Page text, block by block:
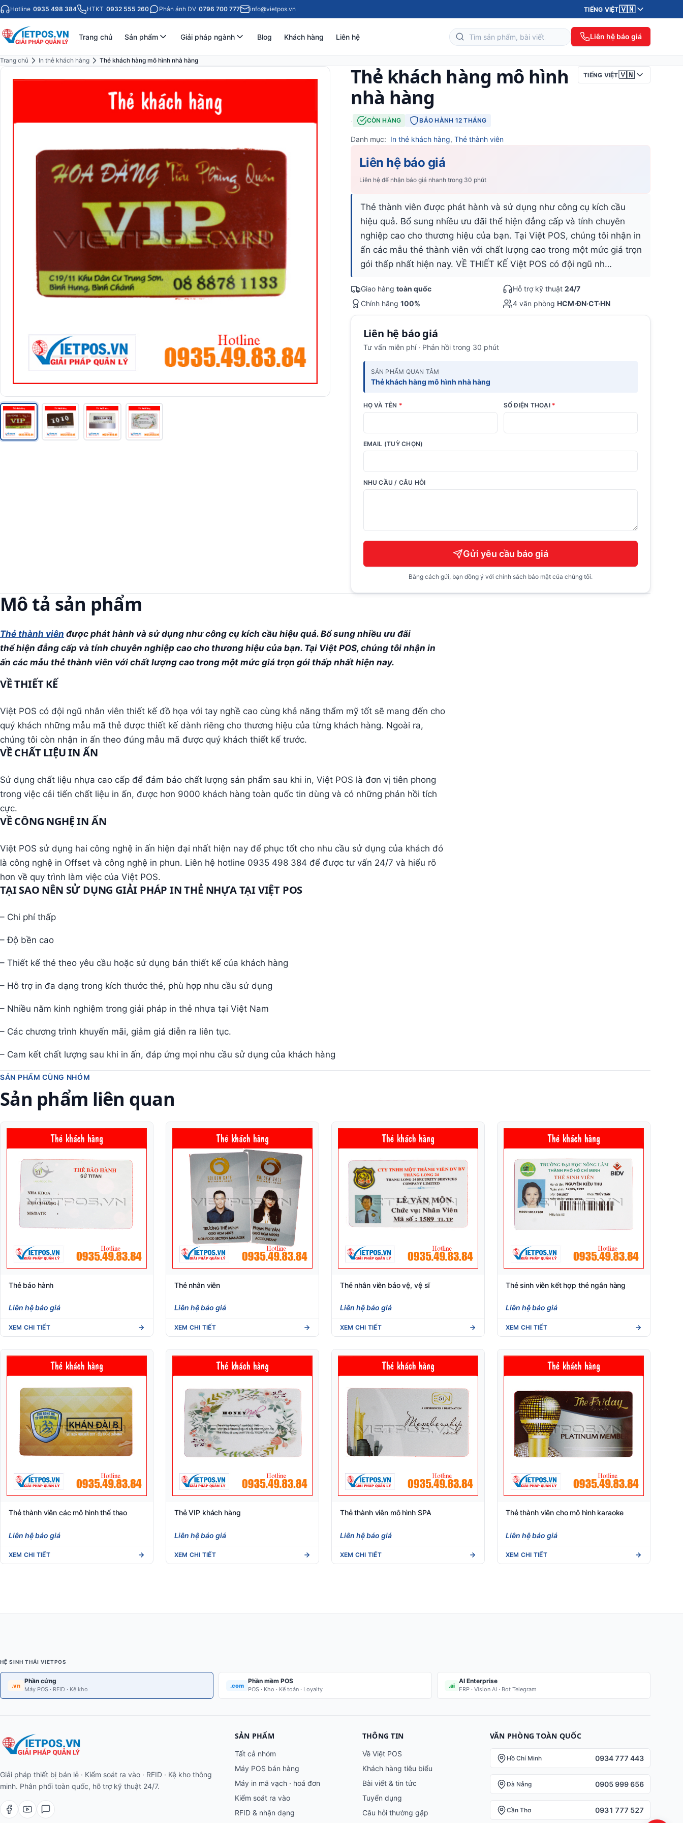
Hotline 0935 498 384 HTKT 0932 555 260 Phản ánh DV 0796 700 777 info@vietpos.vn TIẾNG VIỆT🇻🇳
Trang chủ Sản phẩm Giải pháp ngành Blog Khách hàng Liên hệ Liên hệ báo giá
Trang chủ In thẻ khách hàng
Thẻ khách hàng mô hình nhà hàng
TIẾNG VIỆT🇻🇳
Thẻ khách hàng mô hình
nhà hàng
· CÒN HÀNG BẢO HÀNH 12 THÁNG
Danh mục: In thẻ khách hàng, Thẻ thành viên
Liên hệ báo giá
Liên hệ để nhận báo giá nhanh trong 30 phút
Thẻ thành viên được phát hành và sử dụng như công cụ kích cầu
hiệu quả. Bổ sung nhiều ưu đãi thể hiện đẳng cấp và tính chuyên
nghiệp cao cho thương hiệu của bạn. Tại Việt POS, chúng tôi nhận in
ấn các mẫu thẻ thành viên với chất lượng cao trong một mức giá trọn
gói thấp nhất hiện nay. VỀ THIẾT KẾ Việt POS có đội ngũ nh…
Giao hàng toàn quốc Hỗ trợ kỹ thuật 24/7
Chính hãng 100% 4 văn phòng HCM·ĐN·CT·HN
Liên hệ báo giá
Tư vấn miễn phí · Phản hồi trong 30 phút
SẢN PHẨM QUAN TÂM
Thẻ khách hàng mô hình nhà hàng
HỌ VÀ TÊN * SỐ ĐIỆN THOẠI *
EMAIL (TUỲ CHỌN)
NHU CẦU / CÂU HỎI
Gửi yêu cầu báo giá
Bằng cách gửi, bạn đồng ý với chính sách bảo mật của chúng tôi.
Mô tả sản phẩm
Thẻ thành viên được phát hành và sử dụng như công cụ kích cầu hiệu quả. Bổ sung nhiều ưu đãi
thể hiện đẳng cấp và tính chuyên nghiệp cao cho thương hiệu của bạn. Tại Việt POS, chúng tôi nhận in
ấn các mẫu thẻ thành viên với chất lượng cao trong một mức giá trọn gói thấp nhất hiện nay.
VỀ THIẾT KẾ
Việt POS có đội ngũ nhân viên thiết kế đồ họa với tay nghề cao cùng khả năng thẩm mỹ tốt sẽ mang đến cho
quý khách những mẫu mã thẻ được thiết kế dành riêng cho thương hiệu của từng khách hàng. Ngoài ra,
chúng tôi còn nhận in ấn theo đúng mẫu mã được quý khách thiết kế trước.
VỀ CHẤT LIỆU IN ẤN
Sử dụng chất liệu nhựa cao cấp để đảm bảo chất lượng sản phẩm sau khi in, Việt POS là đơn vị tiên phong
trong việc cải tiến chất liệu in ấn, được hơn 9000 khách hàng toàn quốc tin dùng và có những phản hồi tích
cực.
VỀ CÔNG NGHỆ IN ẤN
Việt POS sử dụng hai công nghệ in ấn hiện đại nhất hiện nay để phục tốt cho nhu cầu sử dụng của khách đó
là công nghệ in Offset và công nghệ in phun. Liên hệ hotline 0935 498 384 để được tư vấn 24/7 và hiểu rõ
hơn về quy trình làm việc của Việt POS.
TẠI SAO NÊN SỬ DỤNG GIẢI PHÁP IN THẺ NHỰA TẠI VIỆT POS
– Chi phí thấp
– Độ bền cao
– Thiết kế thẻ theo yêu cầu hoặc sử dụng bản thiết kế của khách hàng
– Hỗ trợ in đa dạng trong kích thước thẻ, phù hợp nhu cầu sử dụng
– Nhiều năm kinh nghiệm trong giải pháp in thẻ nhựa tại Việt Nam
– Các chương trình khuyến mãi, giảm giá diễn ra liên tục.
– Cam kết chất lượng sau khi in ấn, đáp ứng mọi nhu cầu sử dụng của khách hàng
SẢN PHẨM CÙNG NHÓM
Sản phẩm liên quan
Thẻ bảo hành
Liên hệ báo giá
XEM CHI TIẾT
Thẻ nhân viên
Liên hệ báo giá
XEM CHI TIẾT
Thẻ nhân viên bảo vệ, vệ sĩ
Liên hệ báo giá
XEM CHI TIẾT
Thẻ sinh viên kết hợp thẻ ngân hàng
Liên hệ báo giá
XEM CHI TIẾT
Thẻ thành viên các mô hình thể thao
Liên hệ báo giá
XEM CHI TIẾT
Thẻ VIP khách hàng
Liên hệ báo giá
XEM CHI TIẾT
Thẻ thành viên mô hình SPA
Liên hệ báo giá
XEM CHI TIẾT
Thẻ thành viên cho mô hình karaoke
Liên hệ báo giá
XEM CHI TIẾT
HỆ SINH THÁI VIETPOS
.vn
Phần cứng
Máy POS · RFID · Kệ kho
.com
Phần mềm POS
POS · Kho · Kế toán · Loyalty
.ai
AI Enterprise
ERP · Vision AI · Bot Telegram
Giải pháp thiết bị bán lẻ · Kiểm soát ra vào · RFID · Kệ kho thông
minh. Phân phối toàn quốc, hỗ trợ kỹ thuật 24/7.
SẢN PHẨM
Tất cả nhóm
Máy POS bán hàng
Máy in mã vạch · hoá đơn
Kiểm soát ra vào
RFID & nhận dạng
THÔNG TIN
Về Việt POS
Khách hàng tiêu biểu
Bài viết & tin tức
Tuyển dụng
Câu hỏi thường gặp
VĂN PHÒNG TOÀN QUỐC
Hồ Chí Minh 0934 777 443
Đà Nẵng 0905 999 656
Cần Thơ 0931 777 527